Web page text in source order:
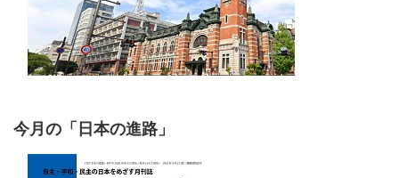
今月の「日本の進路」